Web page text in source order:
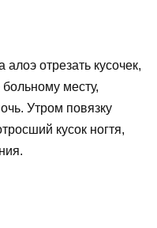
алоэ отрезать кусочек,
месту,
Утром повязку
кусок ногтя,